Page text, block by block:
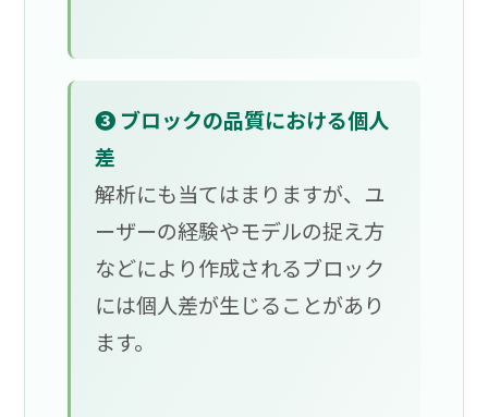
❸ ブロックの品質における個人
差
解析にも当てはまりますが、ユ
ーザーの経験やモデルの捉え方
などにより作成されるブロック
には個人差が生じることがあり
ます。